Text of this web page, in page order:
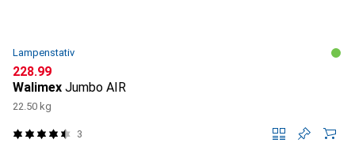
Lampenstativ
CHF
228.99
Walimex Jumbo AIR
22.50 kg
3